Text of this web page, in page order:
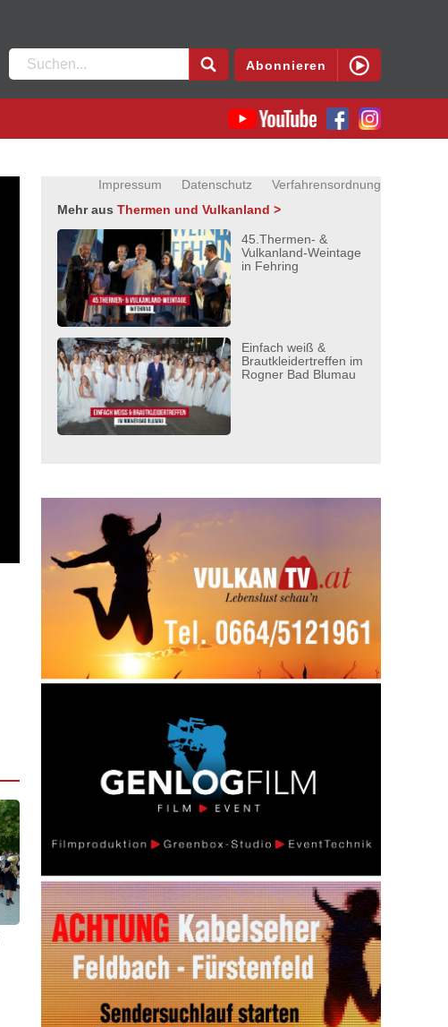
Suchen
nach:
Abonnieren
Impressum Datenschutz
Verfahrensordnung
Mehr aus Thermen und Vulkanland >
45.Thermen- &
Vulkanland-Weintage
in Fehring
Einfach weiß &
Brautkleidertreffen im
Rogner Bad Blumau